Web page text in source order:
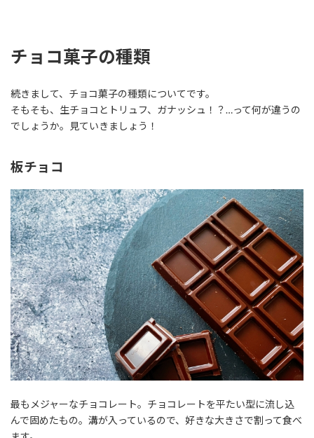
チョコ菓子の種類
続きまして、チョコ菓子の種類についてです。
そもそも、生チョコとトリュフ、ガナッシュ！？…って何が違うの
でしょうか。見ていきましょう！
板チョコ
最もメジャーなチョコレート。チョコレートを平たい型に流し込
んで固めたもの。溝が入っているので、好きな大きさで割って食べ